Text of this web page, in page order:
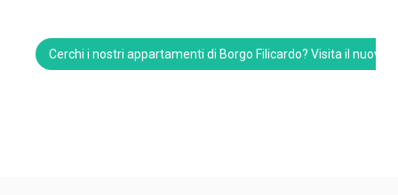
Cerchi i nostri appartamenti di Borgo Filicardo? Visita il nuovo